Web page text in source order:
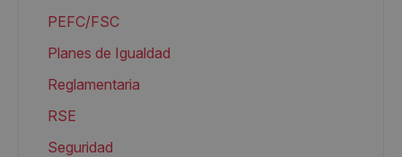
PEFC/FSC
Planes de Igualdad
Reglamentaria
RSE
Seguridad